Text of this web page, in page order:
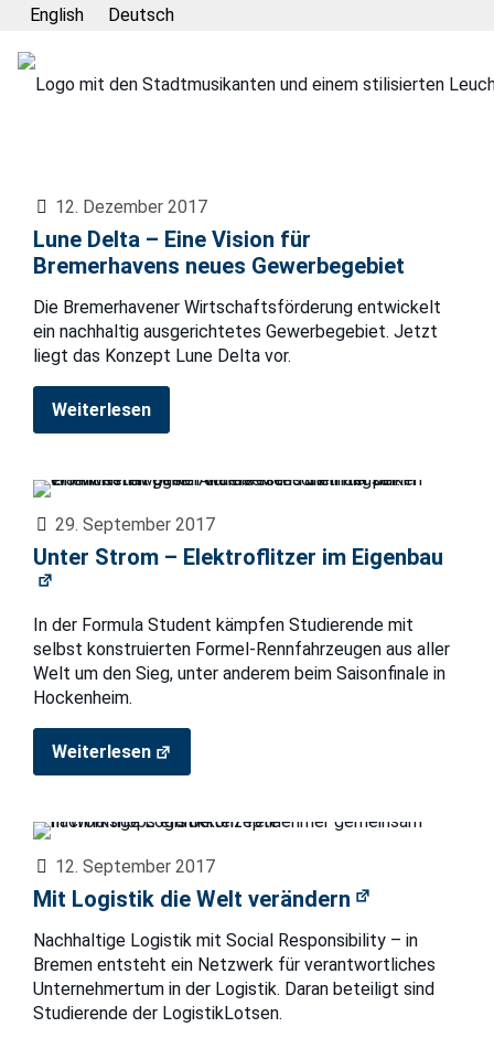
English Deutsch
12. Dezember 2017
Lune Delta – Eine Vision für
Bremerhavens neues Gewerbegebiet
Die Bremerhavener Wirtschaftsförderung entwickelt
ein nachhaltig ausgerichtetes Gewerbegebiet. Jetzt
liegt das Konzept Lune Delta vor.
Weiterlesen
29. September 2017
Unter Strom – Elektroflitzer im Eigenbau
In der Formula Student kämpfen Studierende mit
selbst konstruierten Formel-Rennfahrzeugen aus aller
Welt um den Sieg, unter anderem beim Saisonfinale in
Hockenheim.
Weiterlesen
12. September 2017
Mit Logistik die Welt verändern
Nachhaltige Logistik mit Social Responsibility – in
Bremen entsteht ein Netzwerk für verantwortliches
Unternehmertum in der Logistik. Daran beteiligt sind
Studierende der LogistikLotsen.